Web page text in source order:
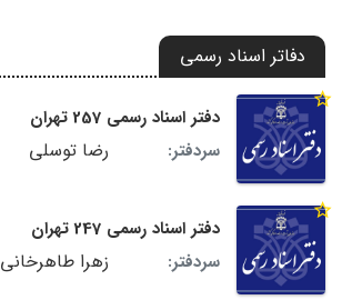
دفاتر اسناد رسمی
دفتر اسناد رسمی 257 تهران
سردفتر:
رضا توسلی
دفتر اسناد رسمی 247 تهران
سردفتر:
زهرا طاهرخانی